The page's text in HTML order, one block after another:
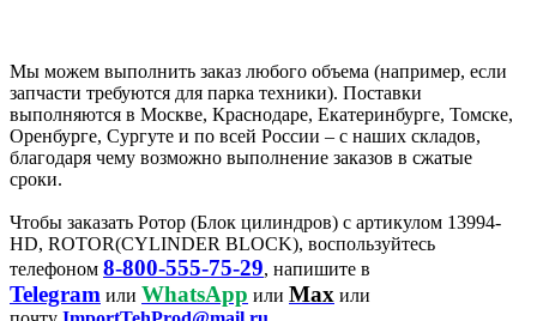
Мы можем выполнить заказ любого объема (например, если
запчасти требуются для парка техники). Поставки
выполняются в Москве, Краснодаре, Екатеринбурге, Томске,
Оренбурге, Сургуте и по всей России – с наших складов,
благодаря чему возможно выполнение заказов в сжатые
сроки.
Чтобы заказать Ротор (Блок цилиндров) с артикулом 13994-
HD, ROTOR(CYLINDER BLOCK), воспользуйтесь
телефоном 8-800-555-75-29, напишите в
Telegram или WhatsApp или Max или